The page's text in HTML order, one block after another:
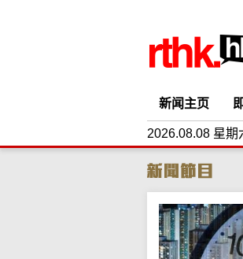
新闻主页
2026.08.08 星期